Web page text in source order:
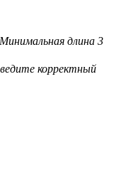
Минимальная длина 3
корректный